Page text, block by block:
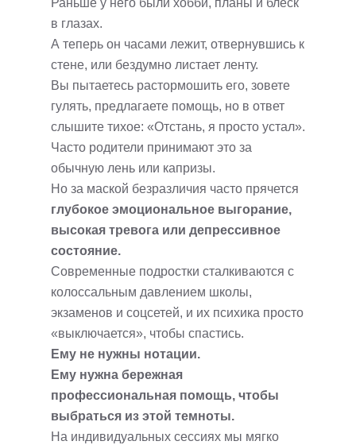
Раньше у него были хобби, планы и блеск
в глазах.
А теперь он часами лежит, отвернувшись к
стене, или бездумно листает ленту.
Вы пытаетесь растормошить его, зовете
гулять, предлагаете помощь, но в ответ
слышите тихое: «Отстань, я просто устал».
Часто родители принимают это за
обычную лень или капризы.
Но за маской безразличия часто прячется
глубокое эмоциональное выгорание,
высокая тревога или депрессивное
состояние.
Современные подростки сталкиваются с
колоссальным давлением школы,
экзаменов и соцсетей, и их психика просто
«выключается», чтобы спастись.
Ему не нужны нотации.
Ему нужна бережная
профессиональная помощь, чтобы
выбраться из этой темноты.
На индивидуальных сессиях мы мягко